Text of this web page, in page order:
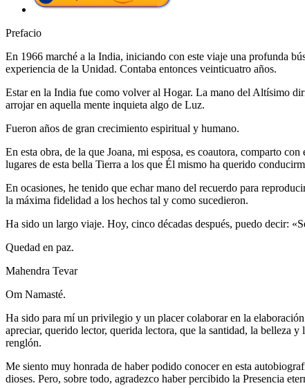
Prefacio
En 1966 marché a la India, iniciando con este viaje una profunda
experiencia de la Unidad. Contaba entonces veinticuatro años.
Estar en la India fue como volver al Hogar. La mano del Altísimo
arrojar en aquella mente inquieta algo de Luz.
Fueron años de gran crecimiento espiritual y humano.
En esta obra, de la que Joana, mi esposa, es coautora, comparto
lugares de esta bella Tierra a los que Él mismo ha querido
En ocasiones, he tenido que echar mano del recuerdo para
la máxima fidelidad a los hechos tal y como sucedieron.
Ha sido un largo viaje. Hoy, cinco décadas después, puedo decir:
Quedad en paz.
Mahendra Tevar
Om Namasté.
Ha sido para mí un privilegio y un placer colaborar en la
apreciar, querido lector, querida lectora, que la santidad, la belleza
renglón.
Me siento muy honrada de haber podido conocer en esta
dioses. Pero, sobre todo, agradezco haber percibido la Presencia